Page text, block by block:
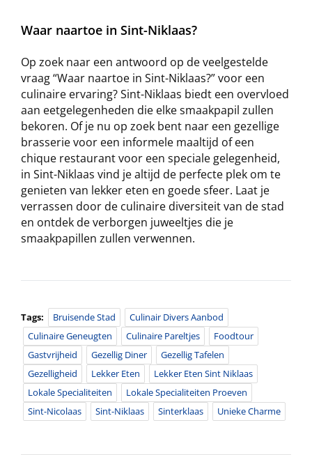
Waar naartoe in Sint-Niklaas?
Op zoek naar een antwoord op de veelgestelde
vraag “Waar naartoe in Sint-Niklaas?” voor een
culinaire ervaring? Sint-Niklaas biedt een overvloed
aan eetgelegenheden die elke smaakpapil zullen
bekoren. Of je nu op zoek bent naar een gezellige
brasserie voor een informele maaltijd of een
chique restaurant voor een speciale gelegenheid,
in Sint-Niklaas vind je altijd de perfecte plek om te
genieten van lekker eten en goede sfeer. Laat je
verrassen door de culinaire diversiteit van de stad
en ontdek de verborgen juweeltjes die je
smaakpapillen zullen verwennen.
Tags: Bruisende Stad
Culinair Divers Aanbod
Culinaire Geneugten
Culinaire Pareltjes
Foodtour
Gastvrijheid
Gezellig Diner
Gezellig Tafelen
Gezelligheid
Lekker Eten
Lekker Eten Sint Niklaas
Lokale Specialiteiten
Lokale Specialiteiten Proeven
Sint-Nicolaas
Sint-Niklaas Sinterklaas Unieke Charme